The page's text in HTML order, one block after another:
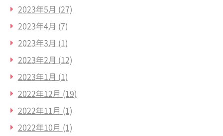
2023年5月 (27)
2023年4月 (7)
2023年3月 (1)
2023年2月 (12)
2023年1月 (1)
2022年12月 (19)
2022年11月 (1)
2022年10月 (1)